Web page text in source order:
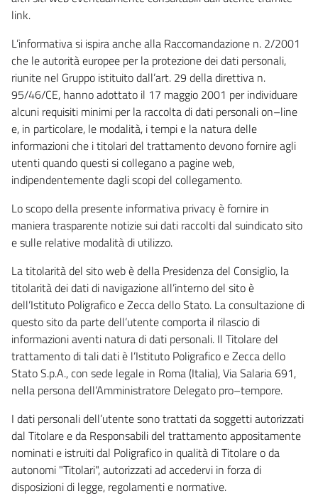
link.
L’informativa si ispira anche alla Raccomandazione n. 2/2001
che le autorità europee per la protezione dei dati personali,
riunite nel Gruppo istituito dall’art. 29 della direttiva n.
95/46/CE, hanno adottato il 17 maggio 2001 per individuare
alcuni requisiti minimi per la raccolta di dati personali on–line
e, in particolare, le modalità, i tempi e la natura delle
informazioni che i titolari del trattamento devono fornire agli
utenti quando questi si collegano a pagine web,
indipendentemente dagli scopi del collegamento.
Lo scopo della presente informativa privacy è fornire in
maniera trasparente notizie sui dati raccolti dal suindicato sito
e sulle relative modalità di utilizzo.
La titolarità del sito web è della Presidenza del Consiglio, la
titolarità dei dati di navigazione all’interno del sito è
dell’Istituto Poligrafico e Zecca dello Stato. La consultazione di
questo sito da parte dell’utente comporta il rilascio di
informazioni aventi natura di dati personali. Il Titolare del
trattamento di tali dati è l’Istituto Poligrafico e Zecca dello
Stato S.p.A., con sede legale in Roma (Italia), Via Salaria 691,
nella persona dell’Amministratore Delegato pro–tempore.
I dati personali dell’utente sono trattati da soggetti autorizzati
dal Titolare e da Responsabili del trattamento appositamente
nominati e istruiti dal Poligrafico in qualità di Titolare o da
autonomi "Titolari", autorizzati ad accedervi in forza di
disposizioni di legge, regolamenti e normative.